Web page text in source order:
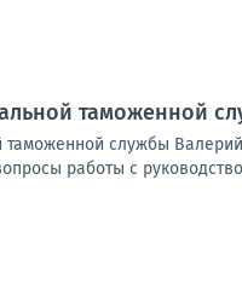
таможенной
таможенной службы
работы с